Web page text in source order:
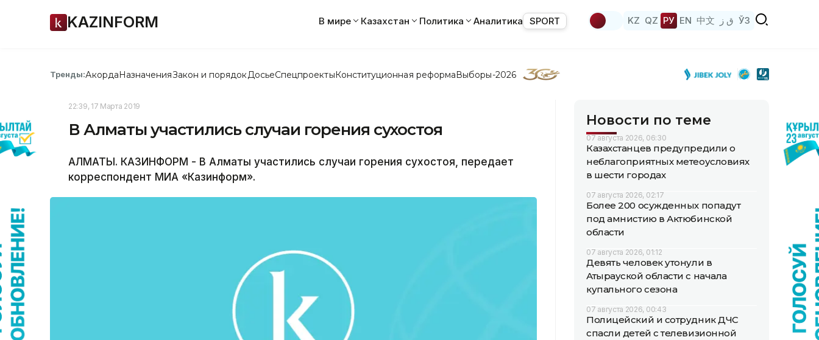
KAZINFORM В мире Казахстан Политика Аналитика SPORT KZ QZ РУ EN 中文 ق ز ЎЗ
Тренды:АкордаНазначенияЗакон и порядок ДосьеСпецпроектыКонституционная реформаВыборы-2026
22:39, 17 Марта 2019
В Алматы участились случаи горения сухостоя
АЛМАТЫ. КАЗИНФОРМ - В Алматы участились случаи горения сухостоя, передает
корреспондент МИА «Казинформ».
Новости по теме
07 августа 2026, 06:30
Казахстанцев предупредили о
неблагоприятных метеоусловиях
в шести городах
07 августа 2026, 02:17
Более 200 осужденных попадут
под амнистию в Актюбинской
области
07 августа 2026, 01:12
Девять человек утонули в
Атырауской области с начала
купального сезона
07 августа 2026, 00:43
Полицейский и сотрудник ДЧС
спасли детей с телевизионной